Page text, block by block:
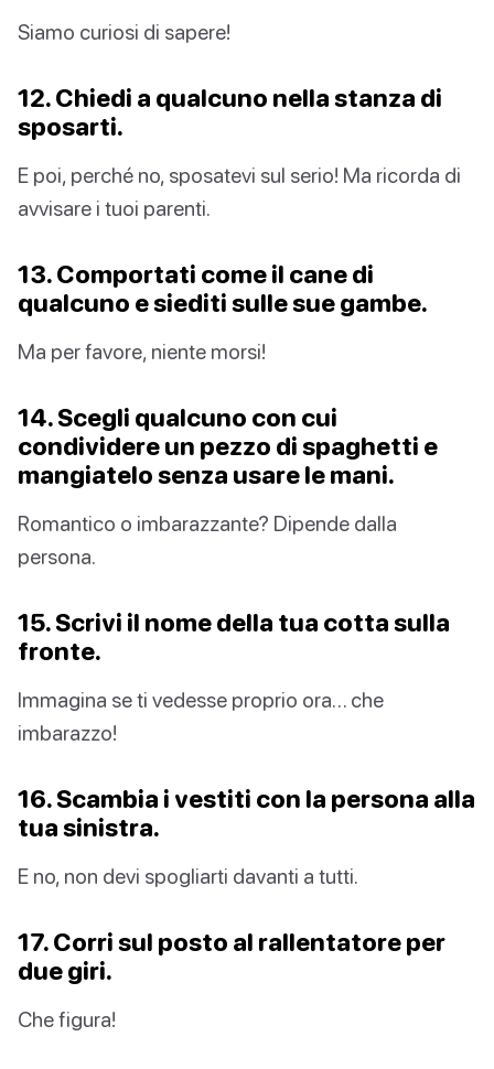
Siamo curiosi di sapere!
12. Chiedi a qualcuno nella stanza di
sposarti.
E poi, perché no, sposatevi sul serio! Ma ricorda di
avvisare i tuoi parenti.
13. Comportati come il cane di
qualcuno e siediti sulle sue gambe.
Ma per favore, niente morsi!
14. Scegli qualcuno con cui
condividere un pezzo di spaghetti e
mangiatelo senza usare le mani.
Romantico o imbarazzante? Dipende dalla
persona.
15. Scrivi il nome della tua cotta sulla
fronte.
Immagina se ti vedesse proprio ora… che
imbarazzo!
16. Scambia i vestiti con la persona alla
tua sinistra.
E no, non devi spogliarti davanti a tutti.
17. Corri sul posto al rallentatore per
due giri.
Che figura!